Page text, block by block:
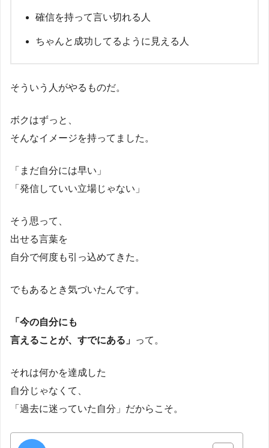
確信を持って言い切れる人
ちゃんと成功してるように見える人
そういう人がやるものだ。
ボクはずっと、
そんなイメージを持ってました。
「まだ自分には早い」
「発信していい立場じゃない」
そう思って、
出せる言葉を
自分で何度も引っ込めてきた。
でもあるとき気づいたんです。
「今の自分にも
言えることが、すでにある」 って。
それは何かを達成した
自分じゃなくて、
「過去に迷っていた自分」だからこそ。